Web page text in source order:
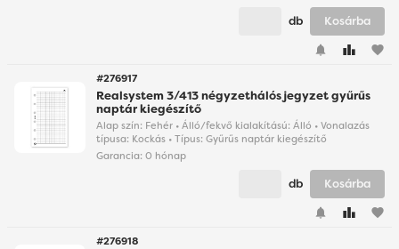
favorite
db Kosárba
#276917
Realsystem 3/413 négyzethálós jegyzet gyűrűs
naptár kiegészítő
Alap szín: Fehér • Álló/fekvő kialakítású: Álló • Vonalazás
típusa: Kockás • Típus: Gyűrűs naptár kiegészítő
Garancia: 0 hónap
favorite
db Kosárba
#276918